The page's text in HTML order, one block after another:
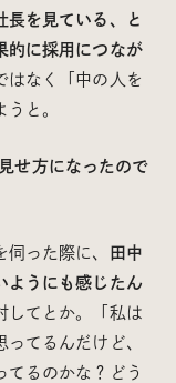
長を見ている、と
的に採用につなが
はなく「中の人を
と。
せ方になったので
った際に、 田中
ようにも感じたん
してとか。「私は
てるんだけど、
るのかな？どう